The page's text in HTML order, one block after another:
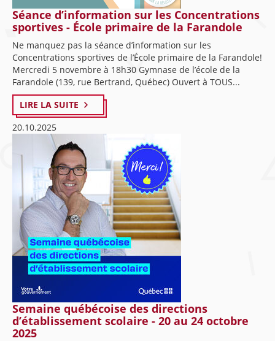
Séance d’information sur les Concentrations
sportives - École primaire de la Farandole
Ne manquez pas la séance d’information sur les
Concentrations sportives de l’École primaire de la Farandole!
Mercredi 5 novembre à 18h30 Gymnase de l’école de la
Farandole (139, rue Bertrand, Québec) Ouvert à TOUS...
LIRE LA SUITE
20.10.2025
Semaine québécoise des directions
d’établissement scolaire - 20 au 24 octobre
2025